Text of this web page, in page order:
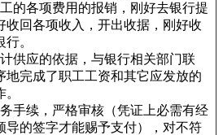
的各项费用的报销，刚好去银行提
收回各项收入，开出收据，刚好收
。
供应的依据，与银行相关部门联
地完成了职工工资和其它应发放的
手续，严格审核（凭证上必需有经
导的签字才能赐予支付），对不符